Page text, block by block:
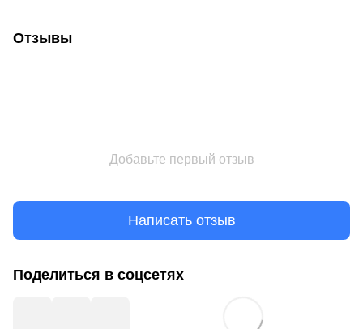
Отзывы
Добавьте первый отзыв
Написать отзыв
Поделиться в соцсетях